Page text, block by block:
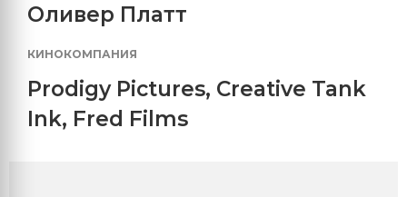
Оливер Платт
КИНОКОМПАНИЯ
Prodigy Pictures, Creative Tank
Ink, Fred Films